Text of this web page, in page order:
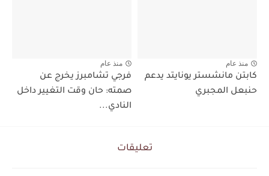
منذ عام
كابتن مانشستر يونايتد يدعم
حنبعل المجبري
منذ عام
فرجي تشامبرز يخرج عن
صمته: حان وقت التغيير داخل
النادي...
تعليقات